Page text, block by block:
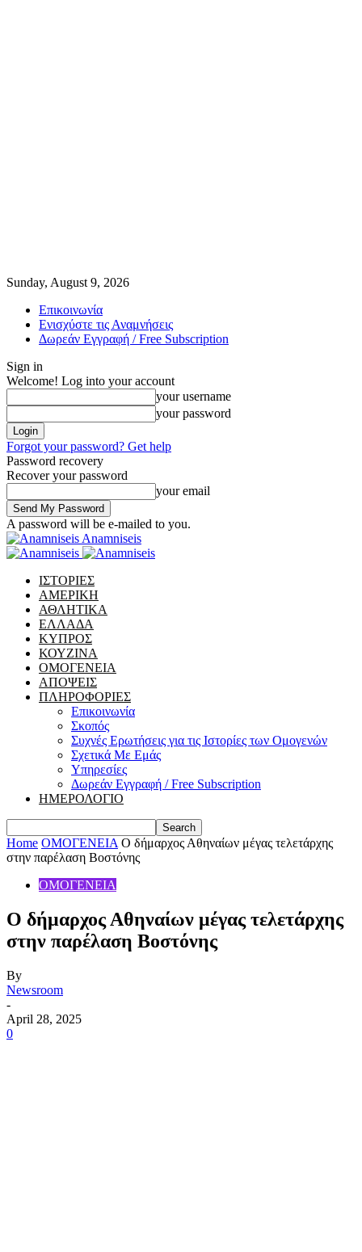
Sunday, August 9, 2026
Επικοινωνία
Ενισχύστε τις Αναμνήσεις
Δωρεάν Εγγραφή / Free Subscription
Sign in
Welcome! Log into your account
your username
your password
Forgot your password? Get help
Password recovery
Recover your password
your email
A password will be e-mailed to you.
Anamniseis
ΙΣΤΟΡΙΕΣ
ΑΜΕΡΙΚΗ
ΑΘΛΗΤΙΚΑ
ΕΛΛΑΔΑ
ΚΥΠΡΟΣ
ΚΟΥΖΙΝΑ
ΟΜΟΓΕΝΕΙΑ
ΑΠΟΨΕΙΣ
ΠΛΗΡΟΦΟΡΙΕΣ
Επικοινωνία
Σκοπός
Συχνές Ερωτήσεις για τις Ιστορίες των Ομογενών
Σχετικά Με Εμάς
Υπηρεσίες
Δωρεάν Εγγραφή / Free Subscription
ΗΜΕΡΟΛΟΓΙΟ
Home ΟΜΟΓΕΝΕΙΑ Ο δήμαρχος Αθηναίων μέγας τελετάρχης
στην παρέλαση Βοστόνης
ΟΜΟΓΕΝΕΙΑ
Ο δήμαρχος Αθηναίων μέγας τελετάρχης
στην παρέλαση Βοστόνης
By
Newsroom
-
April 28, 2025
0